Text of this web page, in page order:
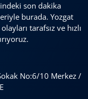
son dakika
burada. Yozgat
tarafsız ve hızlı
No:6/10 Merkez /